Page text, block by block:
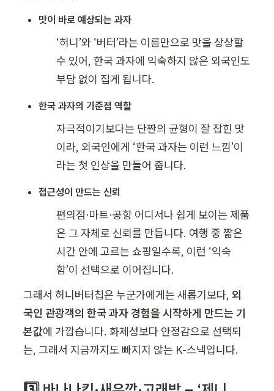
맛이 바로 예상되는 과자
‘허니’와 ‘버터’라는 이름만으로 맛을 상상할
수 있어, 한국 과자에 익숙하지 않은 외국인도
부담 없이 집게 됩니다.
한국 과자의 기준점 역할
자극적이기보다는 단짠의 균형이 잘 잡힌 맛
이라, 외국인에게 ‘한국 과자는 이런 느낌’이
라는 첫 인상을 만들어 줍니다.
접근성이 만드는 신뢰
편의점·마트·공항 어디서나 쉽게 보이는 제품
은 그 자체로 신뢰를 만듭니다. 여행 중 짧은
시간 안에 고르는 쇼핑일수록, 이런 ‘익숙
함’이 선택으로 이어집니다.
그래서 허니버터칩은 누군가에게는 새롭기보다, 외
국인 관광객의 한국 과자 경험을 시작하게 만드는 기
본값에 가깝습니다. 화제성보다 안정감으로 선택되
는, 그래서 지금까지도 빠지지 않는 K-스낵입니다.